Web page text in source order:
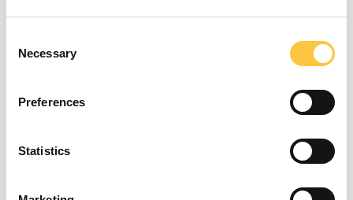
Necessary
Preferences
Statistics
suite del armador, un camarote VIP, un tercer camarote
de invitados y un salón con un espacio de oficina para
de la espaciosa y acogedora bañera con techo rígido
independiente. En popa, hay un amplio espacio para